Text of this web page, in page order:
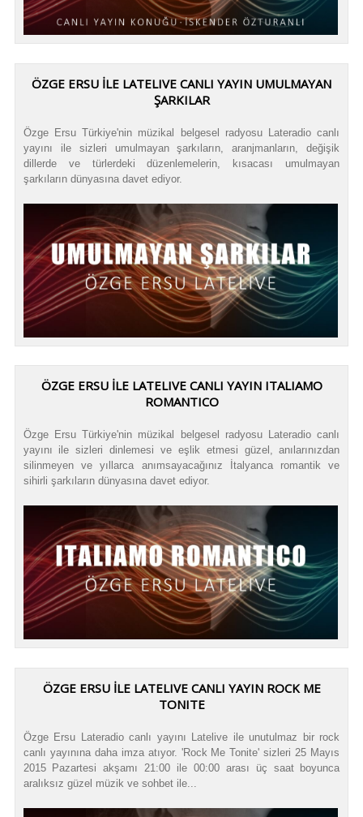
ÖZGE ERSU İLE LATELIVE CANLI YAYIN UMULMAYAN
ŞARKILAR
Özge Ersu Türkiye'nin müzikal belgesel radyosu Lateradio canlı
yayını ile sizleri umulmayan şarkıların, aranjmanların, değişik
dillerde ve türlerdeki düzenlemelerin, kısacası umulmayan
şarkıların dünyasına davet ediyor.
ÖZGE ERSU İLE LATELIVE CANLI YAYIN ITALIAMO
ROMANTICO
Özge Ersu Türkiye'nin müzikal belgesel radyosu Lateradio canlı
yayını ile sizleri dinlemesi ve eşlik etmesi güzel, anılarınızdan
silinmeyen ve yıllarca anımsayacağınız İtalyanca romantik ve
sihirli şarkıların dünyasına davet ediyor.
ÖZGE ERSU İLE LATELIVE CANLI YAYIN ROCK ME
TONITE
Özge Ersu Lateradio canlı yayını Latelive ile unutulmaz bir rock
canlı yayınına daha imza atıyor. 'Rock Me Tonite' sizleri 25 Mayıs
2015 Pazartesi akşamı 21:00 ile 00:00 arası üç saat boyunca
aralıksız güzel müzik ve sohbet ile...